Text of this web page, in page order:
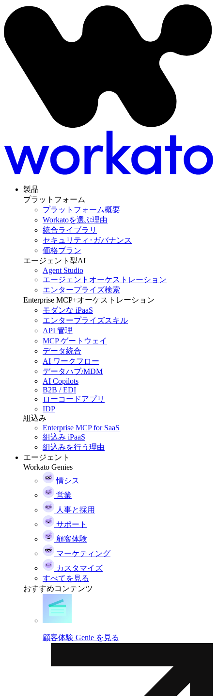
製品
プラットフォーム
プラットフォーム概要
Workatoを選ぶ理由
統合ライブラリ
セキュリティ･ガバナンス
価格プラン
エージェント型AI
Agent Studio
エージェントオーケストレーション
エンタープライズ検索
Enterprise MCP+オーケストレーション
モダンな iPaaS
エンタープライズスキル
API 管理
MCP ゲートウェイ
データ統合
AI ワークフロー
データハブ/MDM
AI Copilots
B2B / EDI
ローコードアプリ
IDP
組込み
Enterprise MCP for SaaS
組込み iPaaS
組込みを行う理由
エージェント
Workato Genies
情シス
営業
人事と採用
サポート
顧客体験
マーケティング
カスタマイズ
すべてを見る
おすすめコンテンツ
顧客体験 Genie を見る